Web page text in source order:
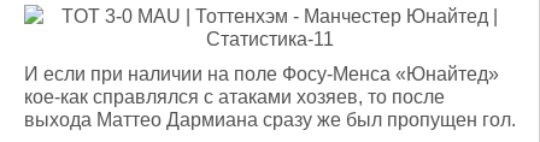
И если при наличии на поле Фосу-Менса «Юнайтед»
кое-как справлялся с атаками хозяев, то после
выхода Маттео Дармиана сразу же был пропущен гол.